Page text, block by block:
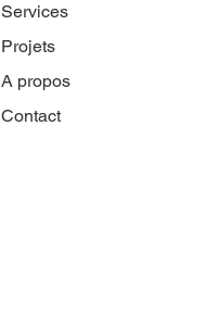
Services
Projets
A propos
Contact